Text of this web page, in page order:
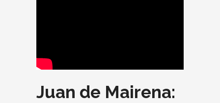
Juan de Mairena: